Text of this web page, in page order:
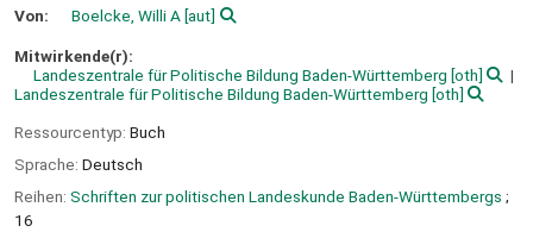
Von: Boelcke, Willi A [aut]
Mitwirkende(r):
Landeszentrale für Politische Bildung Baden-Württemberg [oth]
Landeszentrale für Politische Bildung Baden-Württemberg [oth]
Ressourcentyp: Buch
Sprache: Deutsch
Reihen: Schriften zur politischen Landeskunde Baden-Württembergs ;
16